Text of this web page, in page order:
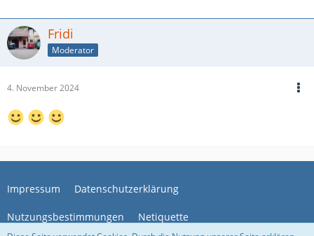
Fridi
Moderator
4. November 2024
Impressum Datenschutzerklärung
Nutzungsbestimmungen Netiquette